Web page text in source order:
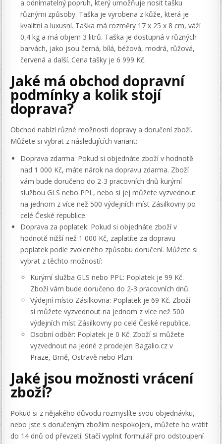
a odnímatelný popruh, který umožňuje nosit tašku
různými způsoby. Taška je vyrobena z kůže, která je
kvalitní a luxusní. Taška má rozměry 17 x 25 x 8 cm, váží
0,4 kg a má objem 3 litrů. Taška je dostupná v různých
barvách, jako jsou černá, bílá, béžová, modrá, růžová,
červená a další. Cena tašky je 6 999 Kč.
Jaké má obchod dopravní
podmínky a kolik stojí
doprava?
Obchod nabízí různé možnosti dopravy a doručení zboží.
Můžete si vybrat z následujících variant:
Doprava zdarma: Pokud si objednáte zboží v hodnotě
nad 1 000 Kč, máte nárok na dopravu zdarma. Zboží
vám bude doručeno do 2-3 pracovních dnů kurýrní
službou GLS nebo PPL, nebo si jej můžete vyzvednout
na jednom z více než 500 výdejních míst Zásilkovny po
celé České republice.
Doprava za poplatek: Pokud si objednáte zboží v
hodnotě nižší než 1 000 Kč, zaplatíte za dopravu
poplatek podle zvoleného způsobu doručení. Můžete si
vybrat z těchto možností:
Kurýrní služba GLS nebo PPL: Poplatek je 99 Kč.
Zboží vám bude doručeno do 2-3 pracovních dnů.
Výdejní místo Zásilkovna: Poplatek je 69 Kč. Zboží
si můžete vyzvednout na jednom z více než 500
výdejních míst Zásilkovny po celé České republice.
Osobní odběr: Poplatek je 0 Kč. Zboží si můžete
vyzvednout na jedné z prodejen Bagalio.cz v
Praze, Brně, Ostravě nebo Plzni.
Jaké jsou možnosti vrácení
zboží?
Pokud si z nějakého důvodu rozmyslíte svou objednávku,
nebo jste s doručeným zbožím nespokojeni, můžete ho vrátit
do 14 dnů od převzetí. Stačí vyplnit formulář pro odstoupení